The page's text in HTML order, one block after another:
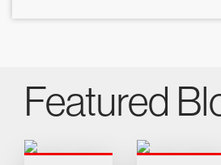
Featured